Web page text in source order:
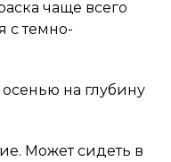
чаще всего
с темно-
на глубину
Может сидеть в